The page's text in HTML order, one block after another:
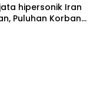
hipersonik Iran
Puluhan Korban
dan Ratusan Terluka